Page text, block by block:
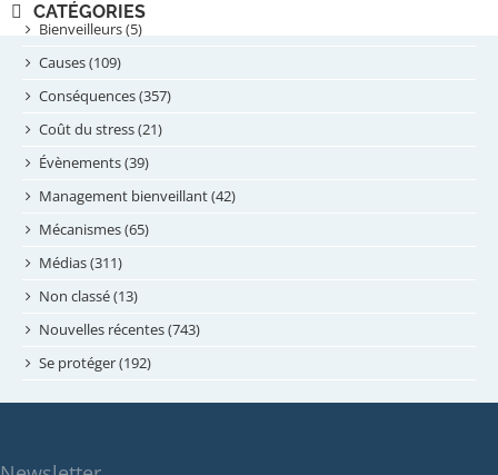
septembre 2024
août 2024
juillet 2024
juin 2024
mai 2024
avril 2024
février 2024
janvier 2024
novembre 2023
octobre 2023
septembre 2023
mars 2023
CATÉGORIES
Bienveilleurs (5)
Causes (109)
Conséquences (357)
Coût du stress (21)
Évènements (39)
Management bienveillant (42)
Mécanismes (65)
Médias (311)
Non classé (13)
Nouvelles récentes (743)
Se protéger (192)